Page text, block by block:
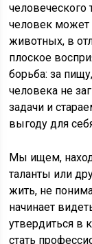
человеческого
человек может
животных, в
плоское
борьба: за
человека не
задачи и
выгоду для
Мы ищем,
таланты или
жить, не
начинает
утвердиться в
стать